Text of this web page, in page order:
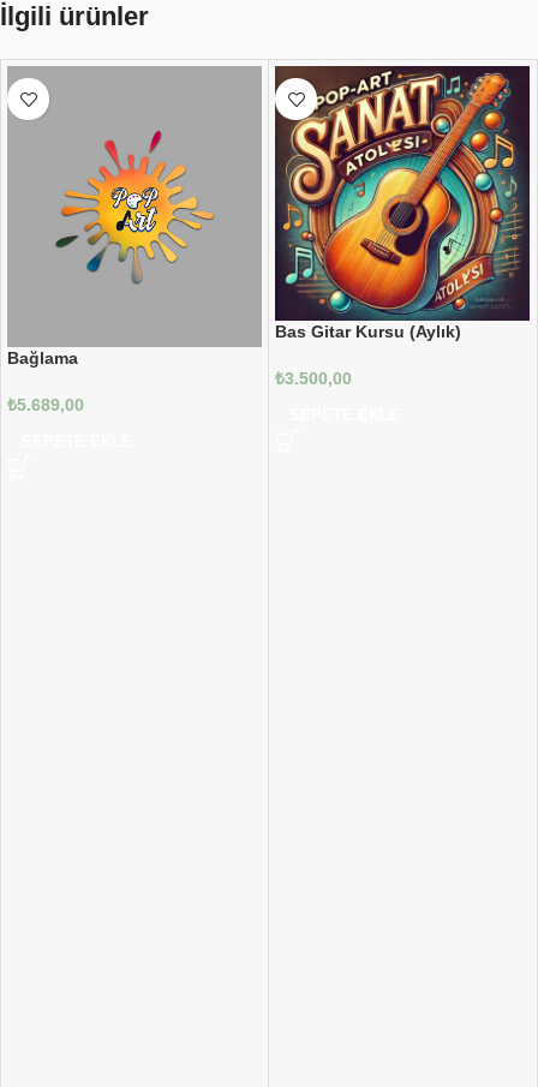
İlgili ürünler
Bağlama
₺5.689,00
Bas Gitar Kursu (Aylık)
₺3.500,00